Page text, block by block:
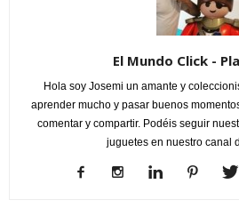
El Mundo Click -
Hola soy Josemi un amante y
aprender mucho y pasar buenos
comentar y compartir. Podéis seguir
juguetes en nuestro canal